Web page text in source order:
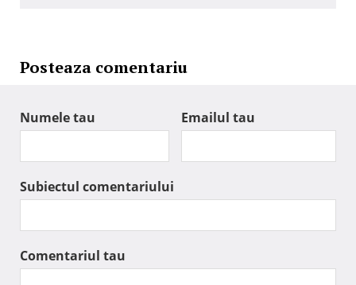
Posteaza comentariu
Numele tau Emailul tau
Subiectul comentariului
Comentariul tau